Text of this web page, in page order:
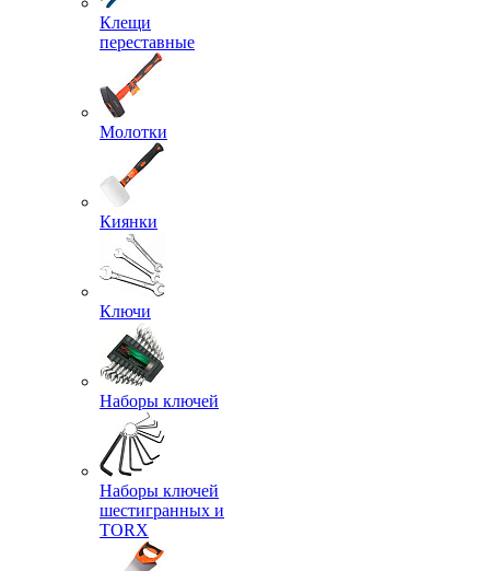
Клещи
переставные
Молотки
Киянки
Ключи
Наборы ключей
Наборы ключей
шестигранных и
TORX